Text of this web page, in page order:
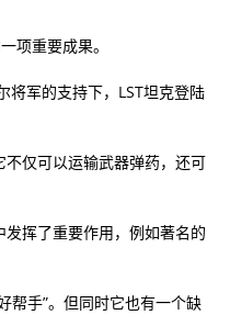
项重要成果。
将军的支持下，LST坦克登陆
仅可以运输武器弹药，还可
挥了重要作用，例如著名的
帮手”。但同时它也有一个缺